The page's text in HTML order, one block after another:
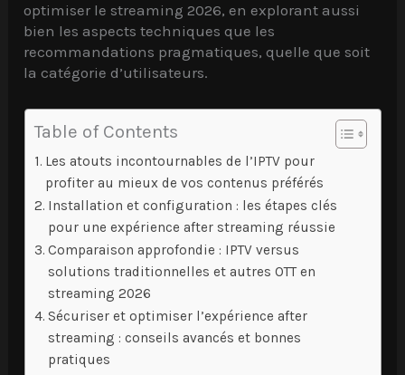
optimiser le streaming 2026, en explorant aussi
bien les aspects techniques que les
recommandations pragmatiques, quelle que soit
la catégorie d’utilisateurs.
Table of Contents
Les atouts incontournables de l’IPTV pour
profiter au mieux de vos contenus préférés
Installation et configuration : les étapes clés
pour une expérience after streaming réussie
Comparaison approfondie : IPTV versus
solutions traditionnelles et autres OTT en
streaming 2026
Sécuriser et optimiser l’expérience after
streaming : conseils avancés et bonnes
pratiques